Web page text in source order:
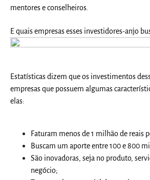
mentores e conselheiros.
E quais empresas esses investidores-anjo
Estatísticas dizem que os investimentos
empresas que possuem algumas
elas:
Faturam menos de 1 milhão de reais
Buscam um aporte entre 100 e 800
São inovadoras, seja no produto,
negócio;